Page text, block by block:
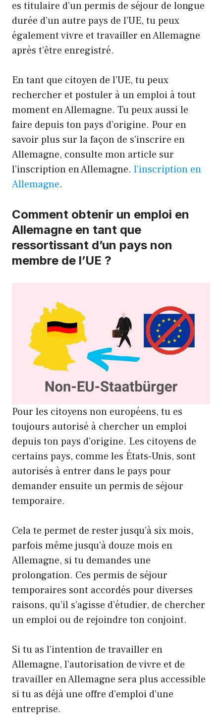
es titulaire d’un permis de séjour de longue
durée d’un autre pays de l’UE, tu peux
également vivre et travailler en Allemagne
après t’être enregistré.
En tant que citoyen de l’UE, tu peux
rechercher et postuler à un emploi à tout
moment en Allemagne. Tu peux aussi le
faire depuis ton pays d’origine. Pour en
savoir plus sur la façon de s’inscrire en
Allemagne, consulte mon article sur
l’inscription en Allemagne. l’inscription en
Allemagne.
Comment obtenir un emploi en
Allemagne en tant que
ressortissant d’un pays non
membre de l’UE ?
Pour les citoyens non européens, tu es
toujours autorisé à chercher un emploi
depuis ton pays d’origine. Les citoyens de
certains pays, comme les États-Unis, sont
autorisés à entrer dans le pays pour
demander ensuite un permis de séjour
temporaire.
Cela te permet de rester jusqu’à six mois,
parfois même jusqu’à douze mois en
Allemagne, si tu demandes une
prolongation. Ces permis de séjour
temporaires sont accordés pour diverses
raisons, qu’il s’agisse d’étudier, de chercher
un emploi ou de rejoindre ton conjoint.
Si tu as l’intention de travailler en
Allemagne, l’autorisation de vivre et de
travailler en Allemagne sera plus accessible
si tu as déjà une offre d’emploi d’une
entreprise.